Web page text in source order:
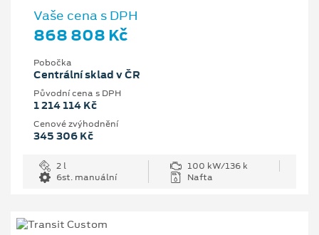
Vaše cena s DPH
868 808 Kč
Pobočka
Centrální sklad v ČR
Původní cena s DPH
1 214 114 Kč
Cenové zvýhodnění
345 306 Kč
2 l
100 kW/136 k
6st. manuální
Nafta